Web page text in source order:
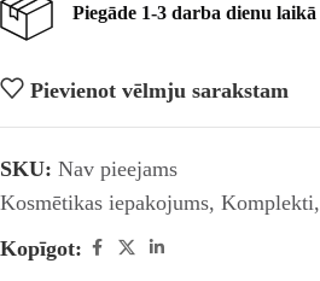
Piegāde 1-3 darba dienu laikā
Pievienot vēlmju sarakstam
SKU: Nav pieejams
Kosmētikas iepakojums, Komplekti,
Kopīgot: